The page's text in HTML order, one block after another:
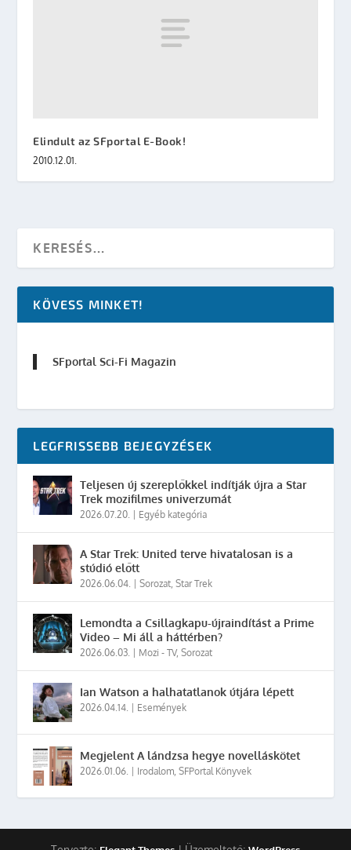
Elindult az SFportal E-Book!
2010.12.01.
KÖVESS MINKET!
SFportal Sci-Fi Magazin
LEGFRISSEBB BEJEGYZÉSEK
Teljesen új szereplőkkel indítják újra a Star
Trek mozifilmes univerzumát
2026.07.20. | Egyéb kategória
A Star Trek: United terve hivatalosan is a
stúdió előtt
2026.06.04. |Sorozat ,Star Trek
Lemondta a Csillagkapu-újraindítást a Prime
Video – Mi áll a háttérben?
2026.06.03. | Mozi - TV,Sorozat
Ian Watson a halhatatlanok útjára lépett
2026.04.14. | Események
Megjelent A lándzsa hegye novelláskötet
2026.01.06. | Irodalom ,SFPortal Könyvek